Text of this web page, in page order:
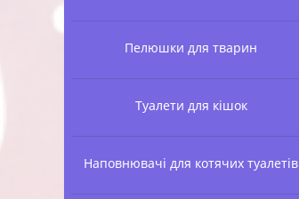
Пелюшки для тварин
Туалети для кішок
Наповнювачі для котячих туалетів